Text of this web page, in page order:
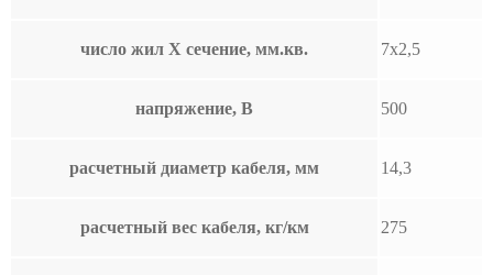
число жил Х сечение, мм.кв. 7х2,5
напряжение, В 500
расчетный диаметр кабеля, мм 14,3
расчетный вес кабеля, кг/км 275